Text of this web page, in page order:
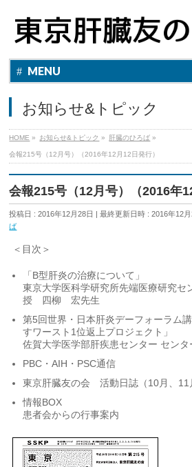
MENU
お知らせ&トピック
HOME » お知らせ&トピック » 肝臓のひろば »
会報215号（12月号）（2016年12月12日発行）
会報215号（12月号）（2016年
投稿日 : 2016年12月28日 最終更新日時 : 2016年12月
ば
＜目次＞
「B型肝炎の治療について」
東京大学医科学研究所先端医療研究
授 四柳 宏先生
第5回世界・日本肝炎デーフォーラム
すワースト1位返上プロジェクト」
佐賀大学医学部肝疾患センター セン
PBC・AIH・PSC通信
東京肝臓友の会 活動日誌（10月、11
情報BOX
患者会からの行事案内